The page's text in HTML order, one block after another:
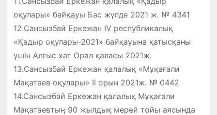
оқулары» байқауы Бас жүлде 2021 ж. № 4341
12.Сансызбай Еркежан IV республикалық
«Қадыр оқулары-2021» байқауына қатысқаны
үшін Алғыс хат Орал қаласы 2021ж.
13.Сансызбай Еркежан қалалық «Мұқағали
Мақатаев оқулары» ІІ орын 2021ж. № 0442
14.Сансызбай Еркежан қалалық Мұқағали
Мақатаевтың 90 жылдық мерей тойы аясында